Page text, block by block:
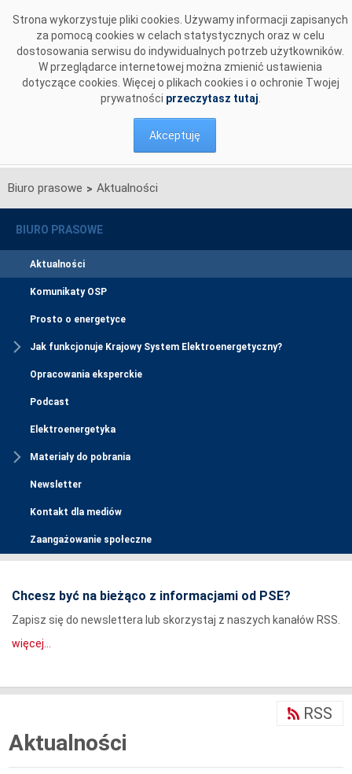
Strona wykorzystuje pliki cookies. Używamy informacji zapisanych
za pomocą cookies w celach statystycznych oraz w celu
dostosowania serwisu do indywidualnych potrzeb użytkowników.
W przeglądarce internetowej można zmienić ustawienia
dotyczące cookies. Więcej o plikach cookies i o ochronie Twojej
prywatności przeczytasz tutaj
Akceptuję
Biuro prasowe > Aktualności
BIURO PRASOWE
Aktualności
Komunikaty OSP
Prosto o energetyce
Jak funkcjonuje Krajowy System Elektroenergetyczny?
Opracowania eksperckie
Podcast
Elektroenergetyka
Materiały do pobrania
Newsletter
Kontakt dla mediów
Zaangażowanie społeczne
Chcesz być na bieżąco z informacjami od PSE?
Zapisz się do newslettera lub skorzystaj z naszych kanałów RSS.
więcej...
Aktualności
RSS